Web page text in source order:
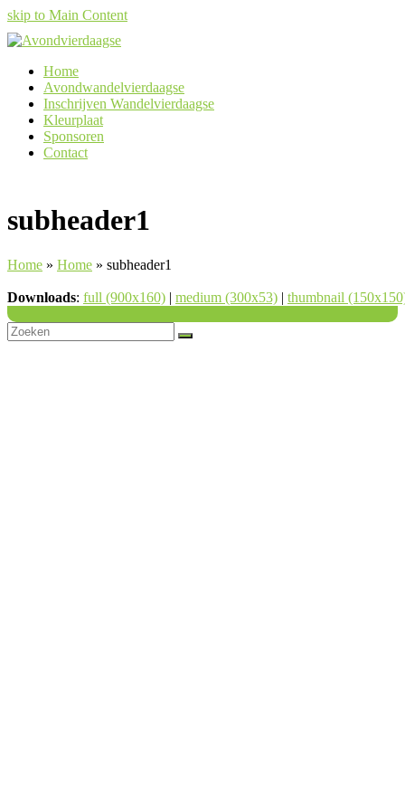
skip to Main Content
Home
Avondwandelvierdaagse
Inschrijven Wandelvierdaagse
Kleurplaat
Sponsoren
Contact
subheader1
Home » Home » subheader1
Downloads: full (900x160) | medium (300x53) | thumbnail